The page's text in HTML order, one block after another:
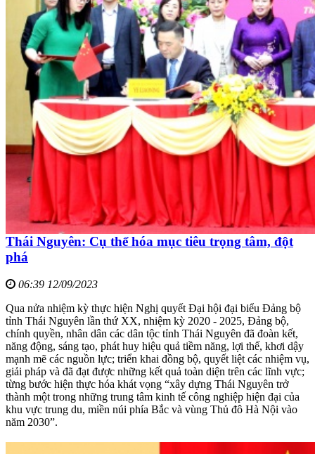
Thái Nguyên: Cụ thể hóa mục tiêu trọng tâm, đột
phá
06:39 12/09/2023
Qua nửa nhiệm kỳ thực hiện Nghị quyết Đại hội đại biểu Đảng bộ
tỉnh Thái Nguyên lần thứ XX, nhiệm kỳ 2020 - 2025, Đảng bộ,
chính quyền, nhân dân các dân tộc tỉnh Thái Nguyên đã đoàn kết,
năng động, sáng tạo, phát huy hiệu quả tiềm năng, lợi thế, khơi dậy
mạnh mẽ các nguồn lực; triển khai đồng bộ, quyết liệt các nhiệm vụ,
giải pháp và đã đạt được những kết quả toàn diện trên các lĩnh vực;
từng bước hiện thực hóa khát vọng “xây dựng Thái Nguyên trở
thành một trong những trung tâm kinh tế công nghiệp hiện đại của
khu vực trung du, miền núi phía Bắc và vùng Thủ đô Hà Nội vào
năm 2030”.